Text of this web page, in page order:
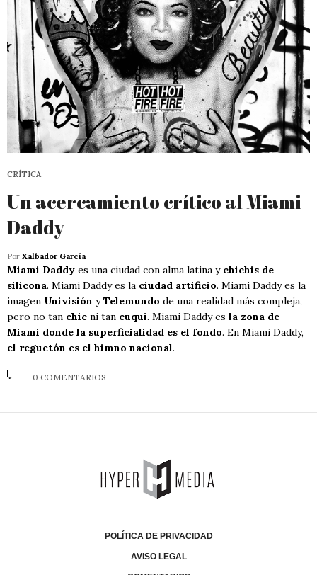
CRÍTICA
Un acercamiento crítico al Miami
Daddy
Por Xalbador García
Miami Daddy es una ciudad con alma latina y chichis de
silicona. Miami Daddy es la ciudad artificio. Miami Daddy es la
imagen Univisión yTelemundo de una realidad más compleja,
pero no tan chic ni tan cuqui. Miami Daddy es la zona de
Miami donde la superficialidad es el fondo. En Miami Daddy,
el reguetón es el himno nacional.
0 COMENTARIOS
POLÍTICA DE PRIVACIDAD
AVISO LEGAL